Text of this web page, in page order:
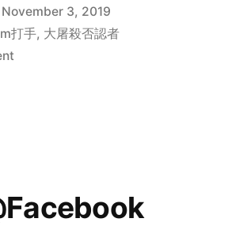
November 3, 2019
打手, 大屠殺否認者
on